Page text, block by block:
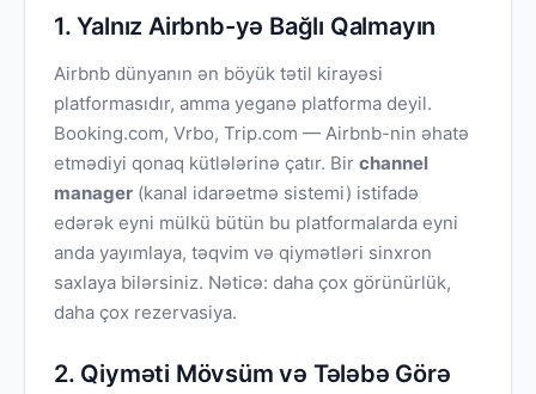
1. Yalnız Airbnb-yə Bağlı Qalmayın
Airbnb dünyanın ən böyük tətil kirayəsi
platformasıdır, amma yeganə platforma deyil.
Booking.com, Vrbo, Trip.com — Airbnb-nin əhatə
etmədiyi qonaq kütlələrinə çatır. Bir channel
manager (kanal idarəetmə sistemi) istifadə
edərək eyni mülkü bütün bu platformalarda eyni
anda yayımlaya, təqvim və qiymətləri sinxron
saxlaya bilərsiniz. Nəticə: daha çox görünürlük,
daha çox rezervasiya.
2. Qiyməti Mövsüm və Tələbə Görə